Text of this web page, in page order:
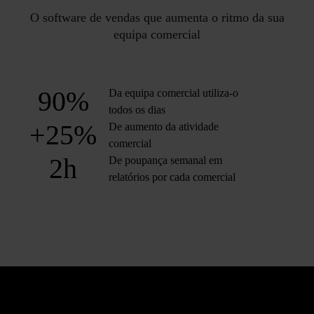
O software de vendas que aumenta o ritmo da sua
equipa comercial
90% Da equipa comercial utiliza-o
todos os dias
+25% De aumento da atividade
comercial
2h De poupança semanal em
relatórios por cada comercial